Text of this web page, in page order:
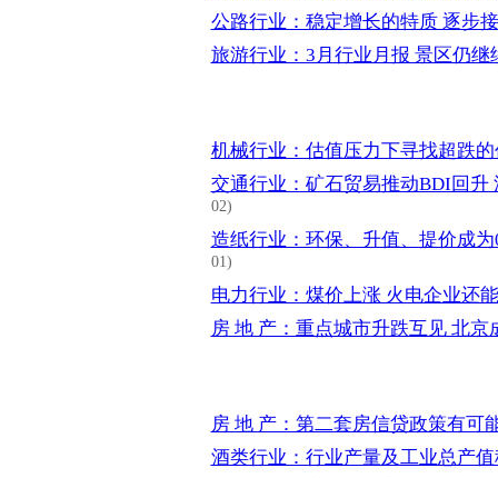
公路行业：稳定增长的特质 逐步
旅游行业：3月行业月报 景区仍继
机械行业：估值压力下寻找超跌
交通行业：矿石贸易推动BDI回升
02)
造纸行业：环保、升值、提价成
01)
电力行业：煤价上涨 火电企业还
房 地 产：重点城市升跌互见 北京
房 地 产：第二套房信贷政策有可
酒类行业：行业产量及工业总产